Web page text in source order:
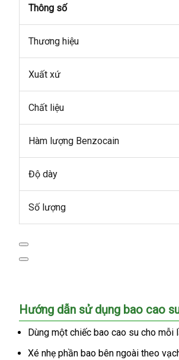
Thông số
Thương hiệu
Xuất xứ
Chất liệu
Hàm lượng Benzocain
Độ dày
Số lượng
Bao
cao
su
Powermen
Viagra
Hướng dẫn sử dụng bao cao
Dùng một chiếc bao cao su cho mỗi
Xé nhẹ phần bao bên ngoài theo